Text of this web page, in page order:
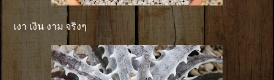
เงา เงิน งาม จริงๆ